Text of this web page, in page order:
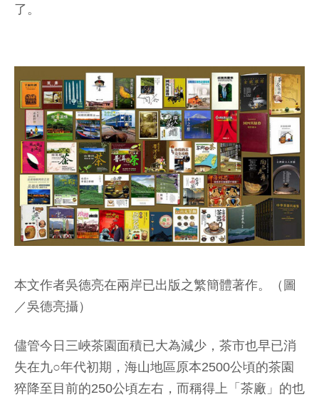
了。
本文作者吳德亮在兩岸已出版之繁簡體著作。（圖
／吳德亮攝）
儘管今日三峽茶園面積已大為減少，茶市也早已消
失在九○年代初期，海山地區原本2500公頃的茶園
猝降至目前的250公頃左右，而稱得上「茶廠」的也